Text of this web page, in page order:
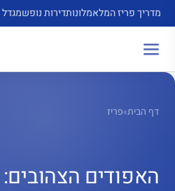
לדלג
לתוכן
מדריך פריז המלאמלונותדירות נופש
דף הבית»פריז
האפודים